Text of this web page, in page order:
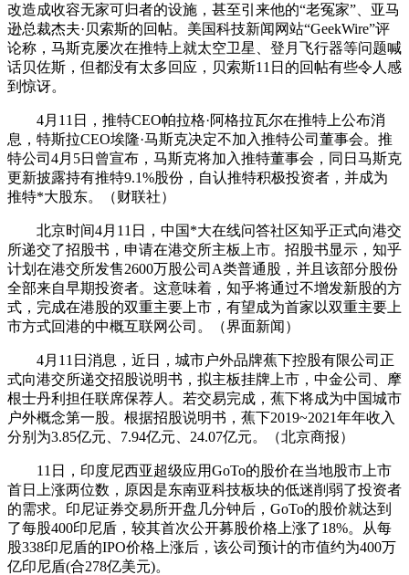
改造成收容无家可归者的设施，甚至引来他的“老冤家”、亚马
逊总裁杰夫·贝索斯的回帖。美国科技新闻网站“GeekWire”评
论称，马斯克屡次在推特上就太空卫星、登月飞行器等问题喊
话贝佐斯，但都没有太多回应，贝索斯11日的回帖有些令人感
到惊讶。
4月11日，推特CEO帕拉格·阿格拉瓦尔在推特上公布消
息，特斯拉CEO埃隆·马斯克决定不加入推特公司董事会。推
特公司4月5日曾宣布，马斯克将加入推特董事会，同日马斯克
更新披露持有推特9.1%股份，自认推特积极投资者，并成为
推特*大股东。（财联社）
北京时间4月11日，中国*大在线问答社区知乎正式向港交
所递交了招股书，申请在港交所主板上市。招股书显示，知乎
计划在港交所发售2600万股公司A类普通股，并且该部分股份
全部来自早期投资者。这意味着，知乎将通过不增发新股的方
式，完成在港股的双重主要上市，有望成为首家以双重主要上
市方式回港的中概互联网公司。（界面新闻）
4月11日消息，近日，城市户外品牌蕉下控股有限公司正
式向港交所递交招股说明书，拟主板挂牌上市，中金公司、摩
根士丹利担任联席保荐人。若交易完成，蕉下将成为中国城市
户外概念第一股。根据招股说明书，蕉下2019~2021年年收入
分别为3.85亿元、7.94亿元、24.07亿元。（北京商报）
11日，印度尼西亚超级应用GoTo的股价在当地股市上市
首日上涨两位数，原因是东南亚科技板块的低迷削弱了投资者
的需求。印尼证券交易所开盘几分钟后，GoTo的股价就达到
了每股400印尼盾，较其首次公开募股价格上涨了18%。从每
股338印尼盾的IPO价格上涨后，该公司预计的市值约为400万
亿印尼盾(合278亿美元)。